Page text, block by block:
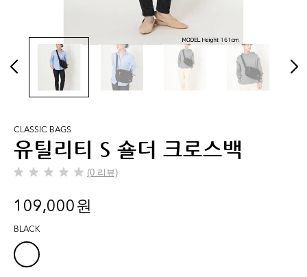
CLASSIC BAGS
유틸리티 S 숄더 크로스백
(0 리뷰)
별
개
0.0
개
입
니
109,000 원
BLACK